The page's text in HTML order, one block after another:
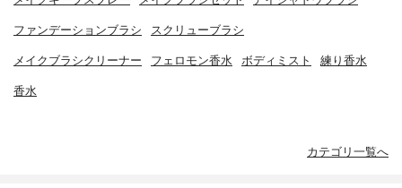
ファンデーションブラシ スクリューブラシ
メイクブラシクリーナー フェロモン香水 ボディミスト 練り香水
香水
カテゴリ一覧へ